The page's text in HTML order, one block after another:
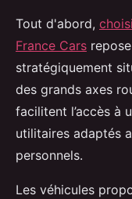
Tout d'abord,
France Cars
stratégiquement
des grands axes
facilitent l’accès à
utilitaires adaptés
personnels.
Les véhicules